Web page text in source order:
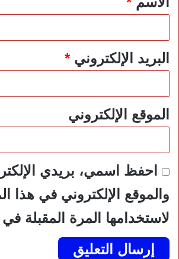
البريد الإلكتروني*
الموقع الإلكتروني
احفظ اسمي، بريدي
والموقع الإلكتروني في هذا
لاستخدامها المرة المقبلة